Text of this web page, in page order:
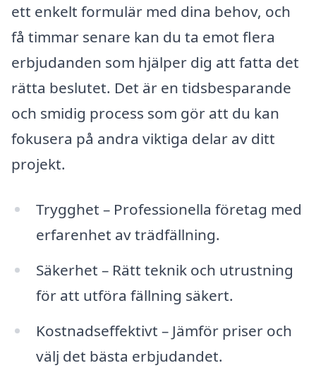
ett enkelt formulär med dina behov, och
få timmar senare kan du ta emot flera
erbjudanden som hjälper dig att fatta det
rätta beslutet. Det är en tidsbesparande
och smidig process som gör att du kan
fokusera på andra viktiga delar av ditt
projekt.
Trygghet – Professionella företag med
erfarenhet av trädfällning.
Säkerhet – Rätt teknik och utrustning
för att utföra fällning säkert.
Kostnadseffektivt – Jämför priser och
välj det bästa erbjudandet.